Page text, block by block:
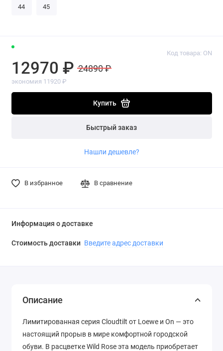
Код товара: ON
12970 ₽ 24890 ₽
экономия 11920 ₽
Купить
Быстрый заказ
Нашли дешевле?
В избранное В сравнение
44 45
Информация о доставке
Стоимость доставки Введите адрес доставки
Описание
Лимитированная серия Cloudtilt от Loewe и On — это
настоящий прорыв в мире комфортной городской
обуви. В расцветке Wild Rose эта модель приобретает